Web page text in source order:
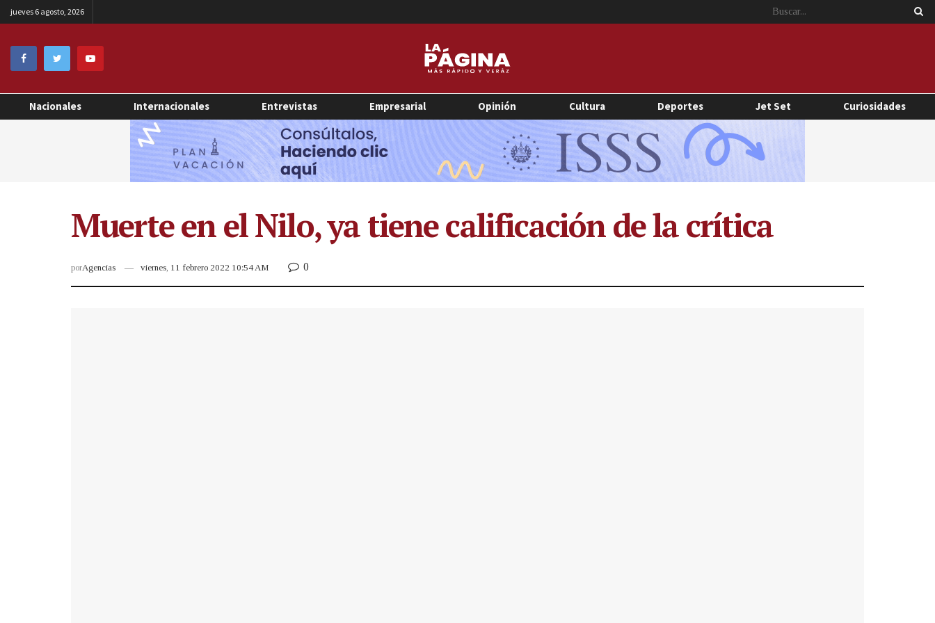
jueves 6 agosto, 2026
Nacionales Internacionales Entrevistas Empresarial Opinión Cultura Deportes Jet Set Curiosidades
Muerte en el Nilo, ya tiene calificación de la crítica
porAgencias viernes, 11 febrero 2022 10:54 AM 0